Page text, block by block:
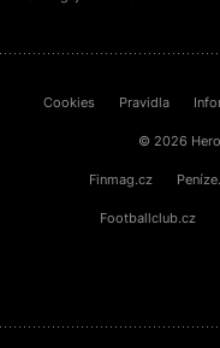
Cookies Pravidla
© 2026
Finmag.cz
Footballclub.cz